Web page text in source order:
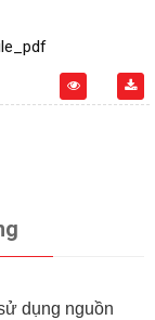
dụng nguồn